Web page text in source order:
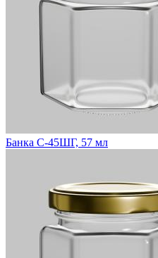
Банка С-45ШГ, 57 мл